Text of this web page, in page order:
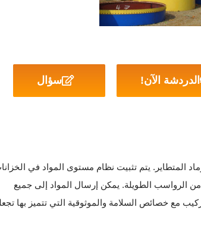
الدردشة الآن! سؤال
المتطاير. يتم تثبيت نظام مستوى المواد في
الرواسب الطويلة. يمكن إرسال المواد إلى جميع
مع خصائص السلامة والموثوقية التي تتميز بها